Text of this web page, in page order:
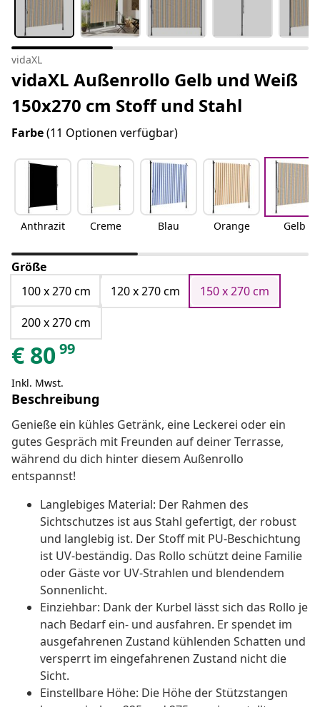
vidaXL
vidaXL Außenrollo Gelb und Weiß
150x270 cm Stoff und Stahl
Farbe(11 Optionen verfügbar)
Anthrazit Creme Blau Orange Gelb
Größe
100 x 270 cm
120 x 270 cm
150 x 270 cm
200 x 270 cm
€ 8099
Inkl. Mwst.
Beschreibung
Genieße ein kühles Getränk, eine Leckerei oder ein
gutes Gespräch mit Freunden auf deiner Terrasse,
während du dich hinter diesem Außenrollo
entspannst!
Langlebiges Material: Der Rahmen des
Sichtschutzes ist aus Stahl gefertigt, der robust
und langlebig ist. Der Stoff mit PU-Beschichtung
ist UV-beständig. Das Rollo schützt deine Familie
oder Gäste vor UV-Strahlen und blendendem
Sonnenlicht.
Einziehbar: Dank der Kurbel lässt sich das Rollo je
nach Bedarf ein- und ausfahren. Er spendet im
ausgefahrenen Zustand kühlenden Schatten und
versperrt im eingefahrenen Zustand nicht die
Sicht.
Einstellbare Höhe: Die Höhe der Stützstangen